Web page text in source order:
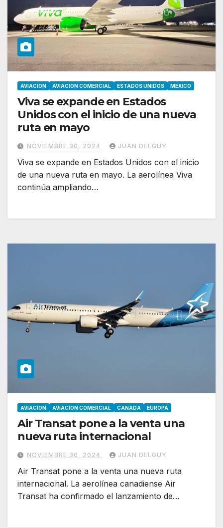
AVIACION AVIACION COMERCIAL ESTADOS UNIDOS MEXICO
Viva se expande en Estados
Unidos con el inicio de una nueva
ruta en mayo
NOVIEMBRE 30, 2024 JUAN DELGUY
Viva se expande en Estados Unidos con el inicio
de una nueva ruta en mayo. La aerolínea Viva
continúa ampliando…
AVIACION AVIACION COMERCIAL CANADA EUROPA
Air Transat pone a la venta una
nueva ruta internacional
NOVIEMBRE 30, 2024 JUAN DELGUY
Air Transat pone a la venta una nueva ruta
internacional. La aerolínea canadiense Air
Transat ha confirmado el lanzamiento de…